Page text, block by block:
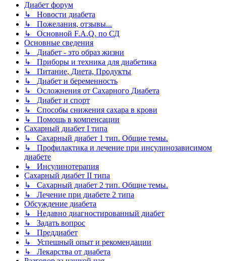
Диабет форум
↳ Новости диабета
↳ Пожелания, отзывы...
↳ Основной F.A.Q. по СД
Основные сведения
↳ Диабет - это образ жизни
↳ Приборы и техника для диабетика
↳ Питание, Диета, Продукты
↳ Диабет и беременность
↳ Осложнения от Сахарного Диабета
↳ Диабет и спорт
↳ Способы снижения сахара в крови
↳ Помощь в компенсации
Сахарный диабет I типа
↳ Сахарный диабет 1 тип. Общие темы.
↳ Профилактика и лечение при инсулинозависимом
диабете
↳ Инсулинотерапия
Сахарный диабет II типа
↳ Сахарный диабет 2 тип. Общие темы.
↳ Лечение при диабете 2 типа
Обсуждение диабета
↳ Недавно диагностированный диабет
↳ Задать вопрос
↳ Преддиабет
↳ Успешный опыт и рекомендации
↳ Лекарства от диабета